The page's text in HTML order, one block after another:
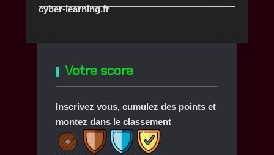
cyber-learning.fr
Votre score
Inscrivez vous, cumulez des points et
montez dans le classement